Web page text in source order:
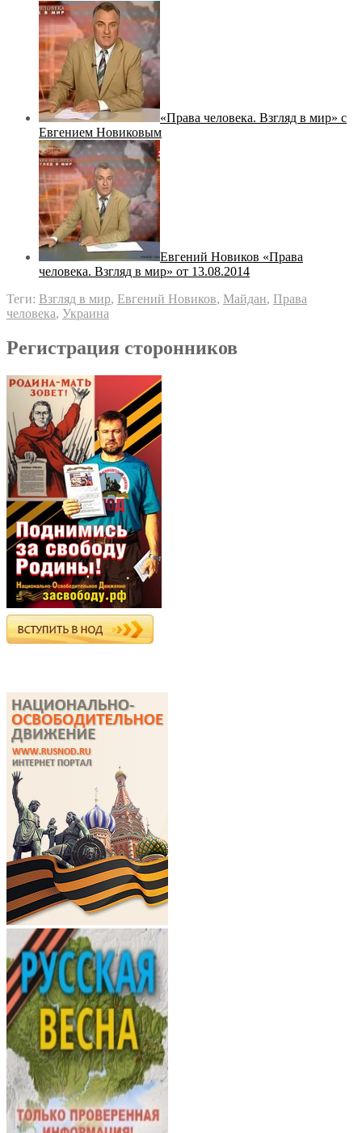
«Права человека. Взгляд в мир» с
Евгением Новиковым
Евгений Новиков «Права
человека. Взгляд в мир» от 13.08.2014
Теги: Взгляд в мир, Евгений Новиков, Майдан, Права
человека, Украина
Регистрация сторонников